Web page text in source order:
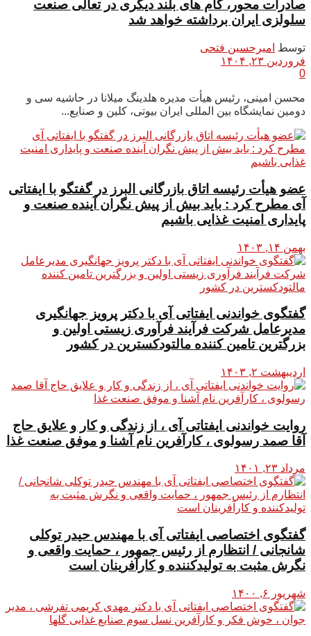
صادرات محور، گام های بلند دیگری در تعالی صنعت
سلولزی ایران برداشته خواهد شد
توسط امیرحسین فتحی
فروردین ۲۳, ۱۴۰۴
0
محسن امینی، رئیس هیأت مدیره هلدینگ میلانا در حاشیه سی و
دومین نمایشگاه بین المللی ایران بیوتی، کلین و صنایع...
عضو هیأت رئیسه اتاق بازرگانی البرز در گفتگو با ایفتاتی
آی مطرح کرد : باید بیش از پیش نگران آینده صنعت و
پایداری امنیت غذایی باشیم
بهمن ۱۴, ۱۴۰۳
گفتگوی خواندنی ایفتاتی آی با دکتر پرویز جهانگیری
مدیرعامل شرکت فرآیند فرآوری زیستی اولین و
بزرگترین تامین کننده مالتودکسترین در کشور
اردیبهشت ۲, ۱۴۰۳
روایت خواندنی ایفتاتی آی ، از زندگی و کار و علایق حاج
آقا صمد رسولوی ، کارآفرین نام آشنا و موفق صنعت غذا
مرداد ۲۳, ۱۴۰۱
گفتگوی اختصاصی ایفتاتی آی با مهندس حیدر توکلی
شانجانی / انتظارم از رئیس جمهور ، حمایت واقعی و
نگرش مثبت به تولیدکننده و کارآفرینان است
شهریور ۶, ۱۴۰۰